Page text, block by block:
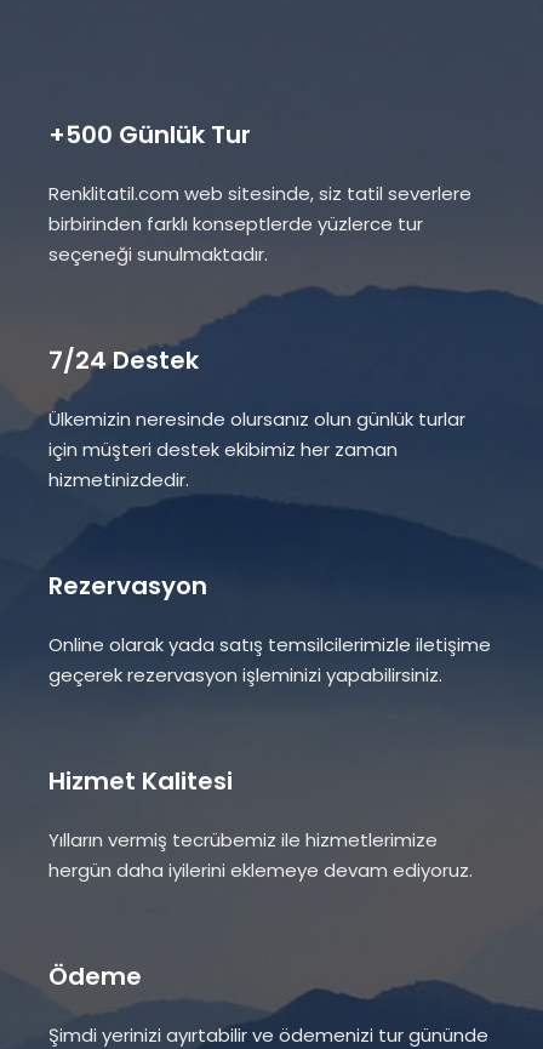
+500 Günlük Tur
Renklitatil.com web sitesinde, siz tatil severlere
birbirinden farklı konseptlerde yüzlerce tur
seçeneği sunulmaktadır.
7/24 Destek
Ülkemizin neresinde olursanız olun günlük turlar
için müşteri destek ekibimiz her zaman
hizmetinizdedir.
Rezervasyon
Online olarak yada satış temsilcilerimizle iletişime
geçerek rezervasyon işleminizi yapabilirsiniz.
Hizmet Kalitesi
Yılların vermiş tecrübemiz ile hizmetlerimize
hergün daha iyilerini eklemeye devam ediyoruz.
Ödeme
Şimdi yerinizi ayırtabilir ve ödemenizi tur gününde